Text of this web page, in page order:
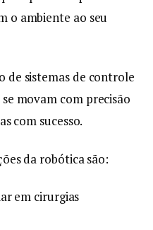
o ambiente ao seu
de sistemas de controle
movam com precisão
com sucesso.
da robótica são:
em cirurgias